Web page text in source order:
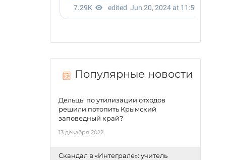
Популярные новости
Дельцы по утилизации отходов
решили потопить Крымский
заповедный край?
13 декабря 2022
Скандал в «Интеграле»: учитель